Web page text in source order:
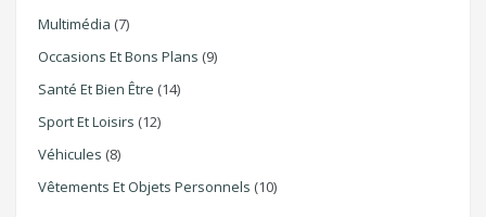
Multimédia (7)
Occasions Et Bons Plans (9)
Santé Et Bien Être (14)
Sport Et Loisirs (12)
Véhicules (8)
Vêtements Et Objets Personnels (10)